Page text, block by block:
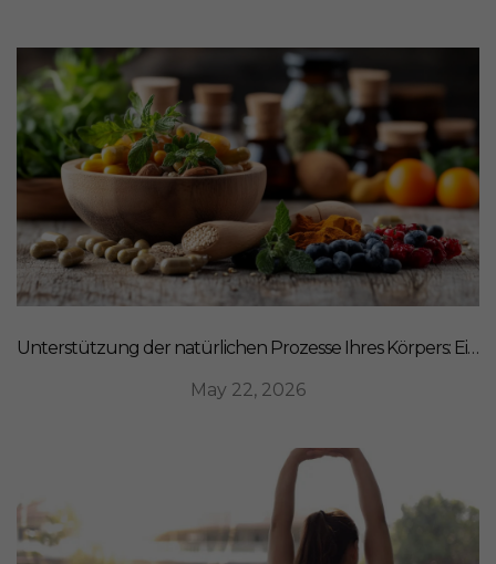
Unterstützung der natürlichen Prozesse Ihres Körpers: Ein ganzheitlicher Ansatz für Ernährung
May 22, 2026